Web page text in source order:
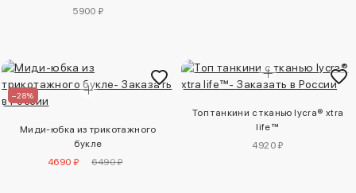
5900 ₽
–28%
Миди-юбка из трикотажного
букле
4690 ₽
6490 ₽
Топ танкини с тканью lycra® xtra
life™
4920 ₽